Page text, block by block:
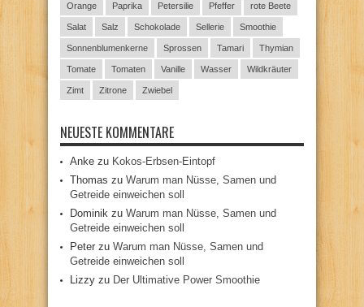
Orange Paprika Petersilie Pfeffer rote Beete
Salat Salz Schokolade Sellerie Smoothie
Sonnenblumenkerne Sprossen Tamari Thymian
Tomate Tomaten Vanille Wasser Wildkräuter
Zimt Zitrone Zwiebel
NEUESTE KOMMENTARE
Anke zu Kokos-Erbsen-Eintopf
Thomas zu Warum man Nüsse, Samen und
Getreide einweichen soll
Dominik zu Warum man Nüsse, Samen und
Getreide einweichen soll
Peter zu Warum man Nüsse, Samen und
Getreide einweichen soll
Lizzy zu Der Ultimative Power Smoothie